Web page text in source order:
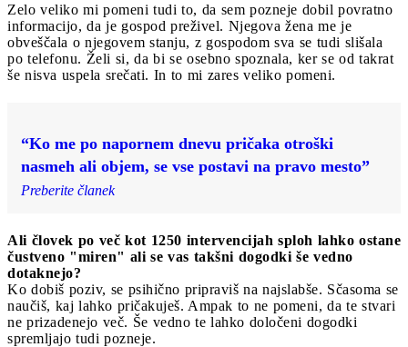
Zelo veliko mi pomeni tudi to, da sem pozneje dobil povratno
informacijo, da je gospod preživel. Njegova žena me je
obveščala o njegovem stanju, z gospodom sva se tudi slišala
po telefonu. Želi si, da bi se osebno spoznala, ker se od takrat
še nisva uspela srečati. In to mi zares veliko pomeni.
“Ko me po napornem dnevu pričaka otroški
nasmeh ali objem, se vse postavi na pravo mesto”
Preberite članek
Ali človek po več kot 1250 intervencijah sploh lahko ostane
čustveno "miren" ali se vas takšni dogodki še vedno
dotaknejo?
Ko dobiš poziv, se psihično pripraviš na najslabše. Sčasoma se
naučiš, kaj lahko pričakuješ. Ampak to ne pomeni, da te stvari
ne prizadenejo več. Še vedno te lahko določeni dogodki
spremljajo tudi pozneje.